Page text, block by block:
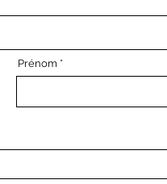
Prénom